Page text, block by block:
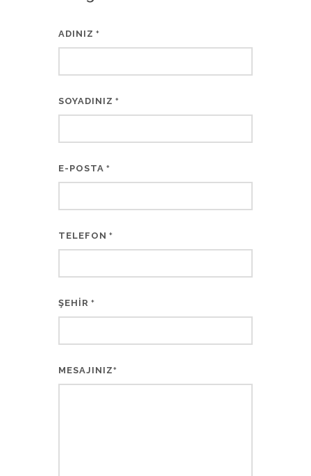
ADINIZ *
SOYADINIZ *
E-POSTA *
TELEFON *
ŞEHİR *
MESAJINIZ*